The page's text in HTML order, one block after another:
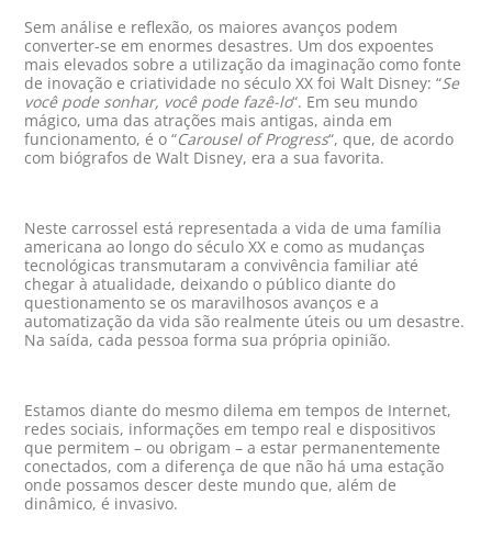
Sem análise e reflexão, os maiores avanços podem
converter-se em enormes desastres. Um dos expoentes
mais elevados sobre a utilização da imaginação como fonte
de inovação e criatividade no século XX foi Walt Disney: “Se
você pode sonhar, você pode fazê-lo“. Em seu mundo
mágico, uma das atrações mais antigas, ainda em
funcionamento, é o “Carousel of Progress“, que, de acordo
com biógrafos de Walt Disney, era a sua favorita.
Neste carrossel está representada a vida de uma família
americana ao longo do século XX e como as mudanças
tecnológicas transmutaram a convivência familiar até
chegar à atualidade, deixando o público diante do
questionamento se os maravilhosos avanços e a
automatização da vida são realmente úteis ou um desastre.
Na saída, cada pessoa forma sua própria opinião.
Estamos diante do mesmo dilema em tempos de Internet,
redes sociais, informações em tempo real e dispositivos
que permitem – ou obrigam – a estar permanentemente
conectados, com a diferença de que não há uma estação
onde possamos descer deste mundo que, além de
dinâmico, é invasivo.